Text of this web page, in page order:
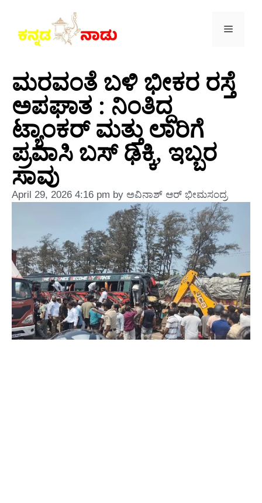
ಮರವಂತೆ ಬಳಿ ಭೀಕರ ರಸ್ತೆ
ಅಪಘಾತ : ನಿಂತಿದ್ದ
ಟ್ಯಾಂಕರ್ ಮತ್ತು ಲಾರಿಗೆ
ಪ್ರವಾಸಿ ಬಸ್ ಢಿಕ್ಕಿ, ಇಬ್ಬರ
ಸಾವು
April 29, 2026 4:16 pm by ಅವಿನಾಶ್‌ ಆರ್‌ ಭೀಮಸಂದ್ರ